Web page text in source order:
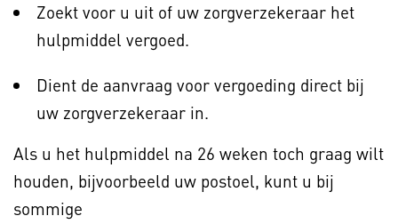
Zoekt voor u uit of uw zorgverzekeraar het
hulpmiddel vergoed.
Dient de aanvraag voor vergoeding direct bij
uw zorgverzekeraar in.
Als u het hulpmiddel na 26 weken toch graag wilt
houden, bijvoorbeeld uw postoel, kunt u bij
sommige